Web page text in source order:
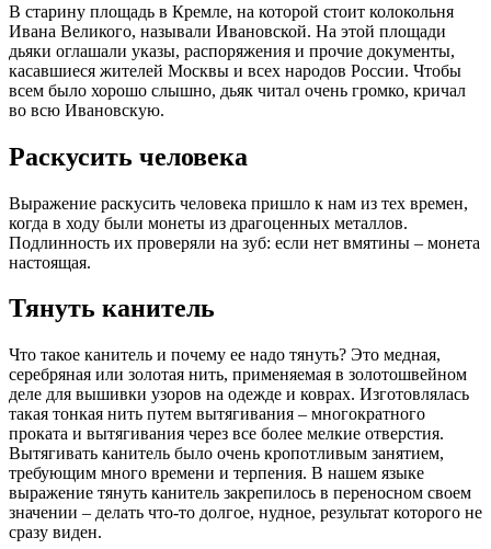
В старину площадь в Кремле, на которой стоит колокольня
Ивана Великого, называли Ивановской. На этой площади
дьяки оглашали указы, распоряжения и прочие документы,
касавшиеся жителей Москвы и всех народов России. Чтобы
всем было хорошо слышно, дьяк читал очень громко, кричал
во всю Ивановскую.
Раскусить человека
Выражение раскусить человека пришло к нам из тех времен,
когда в ходу были монеты из драгоценных металлов.
Подлинность их проверяли на зуб: если нет вмятины – монета
настоящая.
Тянуть канитель
Что такое канитель и почему ее надо тянуть? Это медная,
серебряная или золотая нить, применяемая в золотошвейном
деле для вышивки узоров на одежде и коврах. Изготовлялась
такая тонкая нить путем вытягивания – многократного
проката и вытягивания через все более мелкие отверстия.
Вытягивать канитель было очень кропотливым занятием,
требующим много времени и терпения. В нашем языке
выражение тянуть канитель закрепилось в переносном своем
значении – делать что-то долгое, нудное, результат которого не
сразу виден.